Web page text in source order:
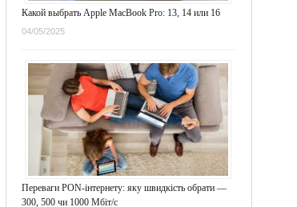
Какой выбрать Apple MacBook Pro: 13, 14 или 16
04/05/2025
Переваги PON-інтернету: яку швидкість обрати —
300, 500 чи 1000 Мбіт/с